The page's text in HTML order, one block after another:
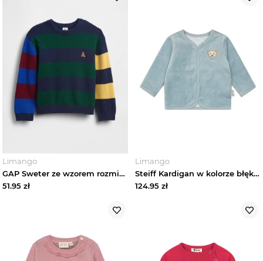
Limango
GAP Sweter ze wzorem rozmiar: 110
51.95 zł
Limango
Steiff Kardigan w kolorze błękitno-białym rozmiar: 86
124.95 zł